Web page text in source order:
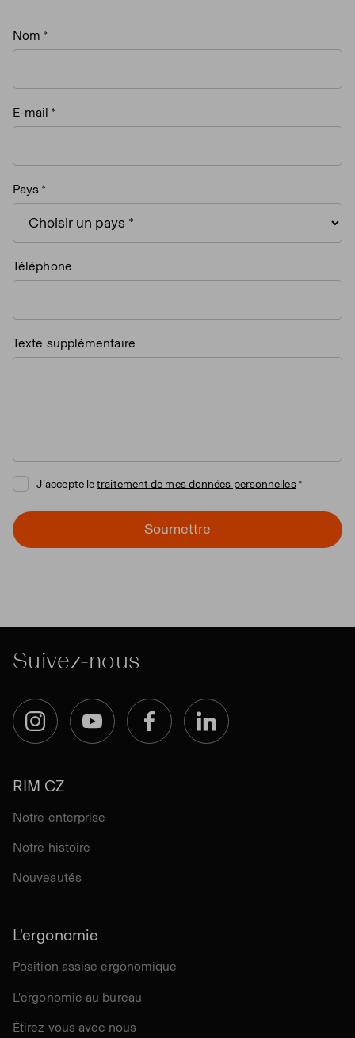
Nom
E-mail
Pays
Téléphone
Texte supplémentaire
J´accepte letraitement de mes données personnelles
Soumettre
Suivez-nous
InstagramYouTube FacebookLinkedIn
RIM CZ
Notre enterprise
Notre histoire
Nouveautés
L'ergonomie
Position assise ergonomique
L'ergonomie au bureau
Étirez-vous avec nous